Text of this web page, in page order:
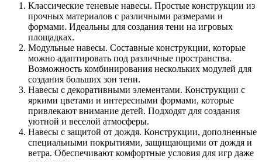
Классические теневые навесы. Простые конструкции из
прочных материалов с различными размерами и
формами. Идеальны для создания тени на игровых
площадках.
Модульные навесы. Составные конструкции, которые
можно адаптировать под различные пространства.
Возможность комбинирования нескольких модулей для
создания больших зон тени.
Навесы с декоративными элементами. Конструкции с
яркими цветами и интересными формами, которые
привлекают внимание детей. Подходят для создания
уютной и веселой атмосферы.
Навесы с защитой от дождя. Конструкции, дополненные
специальными покрытиями, защищающими от дождя и
ветра. Обеспечивают комфортные условия для игр даже